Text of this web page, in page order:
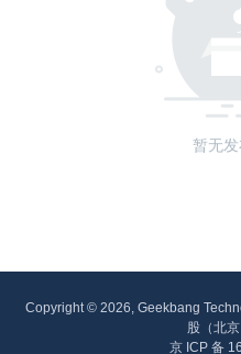
暂无
Copyright © 2026, Geekbang
股（北
京 ICP 备